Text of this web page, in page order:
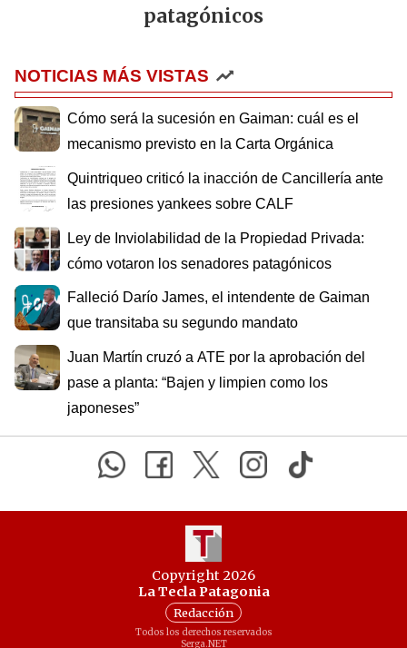
patagónicos
NOTICIAS MÁS VISTAS
Cómo será la sucesión en Gaiman: cuál es el
mecanismo previsto en la Carta Orgánica
Quintriqueo criticó la inacción de Cancillería ante
las presiones yankees sobre CALF
Ley de Inviolabilidad de la Propiedad Privada:
cómo votaron los senadores patagónicos
Falleció Darío James, el intendente de Gaiman
que transitaba su segundo mandato
Juan Martín cruzó a ATE por la aprobación del
pase a planta: “Bajen y limpien como los
japoneses”
Copyright 2026
La Tecla Patagonia
Redacción
Todos los derechos reservados
Serga.NET